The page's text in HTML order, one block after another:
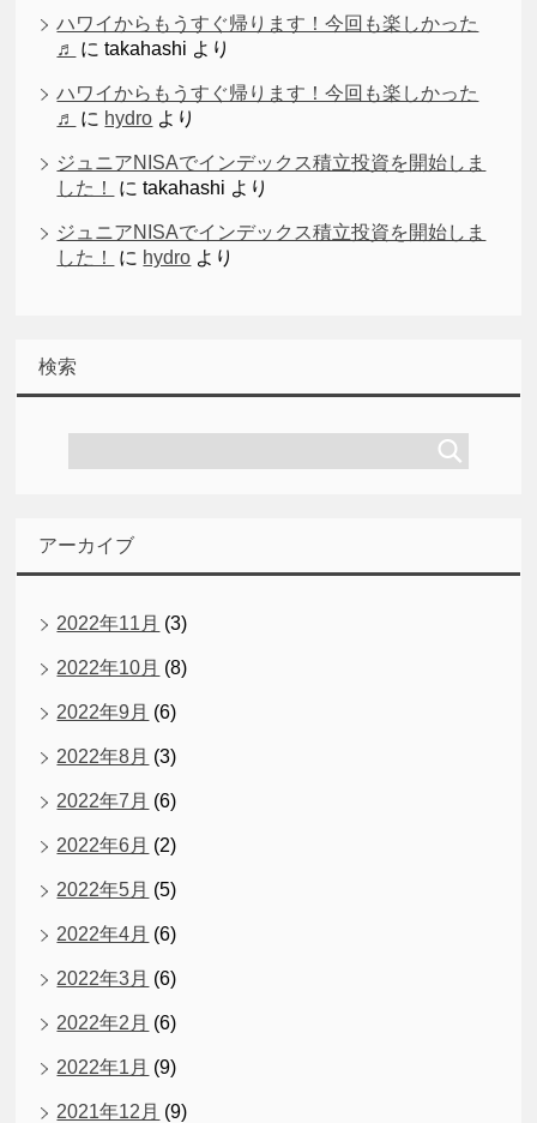
ハワイからもうすぐ帰ります！今回も楽しかった
♬
にtakahashi より
ハワイからもうすぐ帰ります！今回も楽しかった
♬
に hydro より
ジュニアNISAでインデックス積立投資を開始しま
した！
にtakahashi より
ジュニアNISAでインデックス積立投資を開始しま
した！
に hydro より
検索
アーカイブ
2022年11月 (3)
2022年10月 (8)
2022年9月 (6)
2022年8月 (3)
2022年7月 (6)
2022年6月 (2)
2022年5月 (5)
2022年4月 (6)
2022年3月 (6)
2022年2月 (6)
2022年1月 (9)
2021年12月 (9)